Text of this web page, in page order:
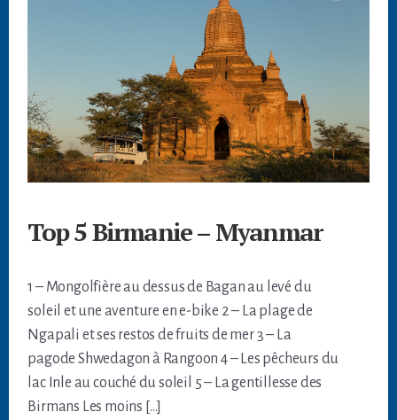
Top 5 Birmanie – Myanmar
1 – Mongolfière au dessus de Bagan au levé du
soleil et une aventure en e-bike 2 – La plage de
Ngapali et ses restos de fruits de mer 3 – La
pagode Shwedagon à Rangoon 4 – Les pêcheurs du
lac Inle au couché du soleil 5 – La gentillesse des
Birmans Les moins […]